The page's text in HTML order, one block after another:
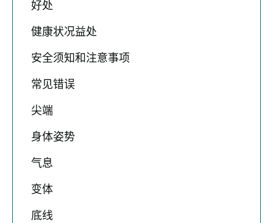
好处
健康状况益处
安全须知和注意事项
常见错误
尖端
身体姿势
气息
变体
底线